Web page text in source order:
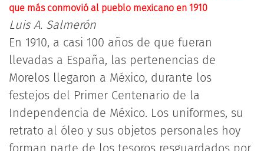
que más conmovió al pueblo mexicano en 1910
Luis A. Salmerón
En 1910, a casi 100 años de que fueran
llevadas a España, las pertenencias de
Morelos llegaron a México, durante los
festejos del Primer Centenario de la
Independencia de México. Los uniformes, su
retrato al óleo y sus objetos personales hoy
forman parte de los tesoros resguardados por